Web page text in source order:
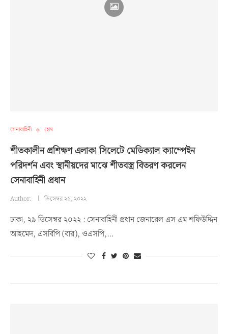
সেনাবাহিনী হোম
শীতকালীন প্রশিক্ষণ এলাকা সিলেটে মেডিক্যাল ক্যাম্পেইন
পরিদর্শন এবং স্থানীয়দের মাঝে শীতবস্ত্র বিতরণ করলেন
সেনাবাহিনী প্রধান
Author: ডিসেম্বর ২৯, ২০২২
ঢাকা, ২৯ ডিসেম্বর ২০২২ : সেনাবাহিনী প্রধান জেনারেল এস এম শফিউদ্দিন
আহমেদ, এসবিপি (বার), ওএসপি,…